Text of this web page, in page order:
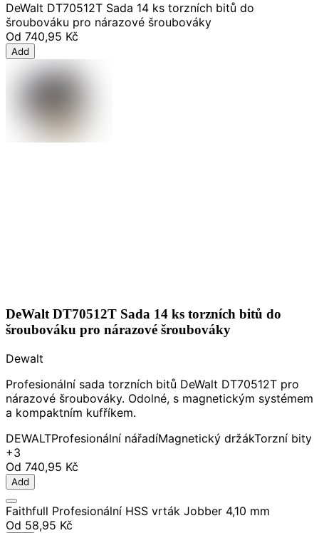
DeWalt DT70512T Sada 14 ks torzních bitů do
šroubováku pro nárazové šroubováky
Od 740,95 Kč
Add
DeWalt DT70512T Sada 14 ks torzních bitů do
šroubováku pro nárazové šroubováky
Dewalt
Profesionální sada torzních bitů DeWalt DT70512T pro
nárazové šroubováky. Odolné, s magnetickým systémem
a kompaktním kufříkem.
DEWALTProfesionální nářadíMagnetický držákTorzní bity
+3
Od 740,95 Kč
Add
Faithfull Profesionální HSS vrták Jobber 4,10 mm
Od 58,95 Kč